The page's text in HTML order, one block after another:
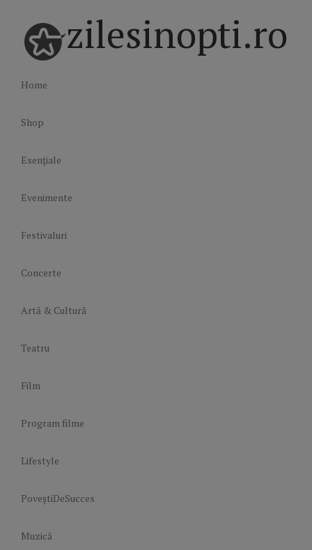
zilesinopti.ro
Home
Shop
Esențiale
Evenimente
Festivaluri
Concerte
Artă & Cultură
Teatru
Film
Program filme
Lifestyle
PoveștiDeSucces
Muzică